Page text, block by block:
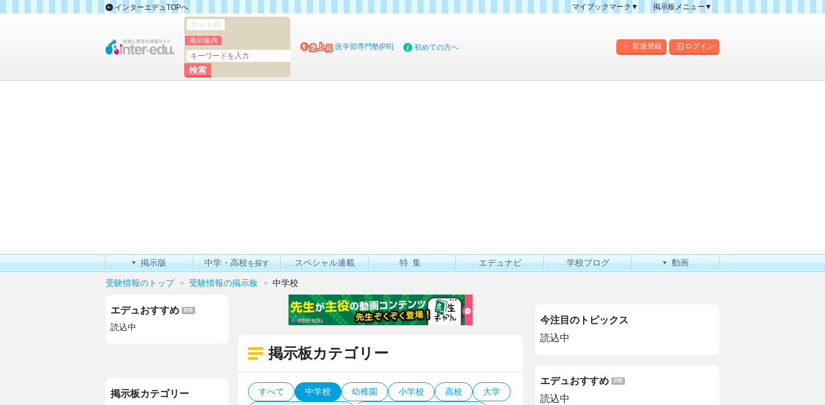
インターエデュTOPへ
マイブックマーク▼
掲示板メニュー▼
掲示板マップ
新規登録 ログイン
サイト内
掲示板内
医学部専門塾[PR] 初めての方へ
掲示版 中学・高校を探す スペシャル連載 特集 エデュナビ 学校ブログ 動画
受験情報のトップ 受験情報の掲示板 中学校
掲示板カテゴリー
すべて 中学校 幼稚園 小学校 高校
大学
エデュおすすめ
読込中
掲示板カテゴリー
今注目のトピックス
読込中
エデュおすすめ
読込中